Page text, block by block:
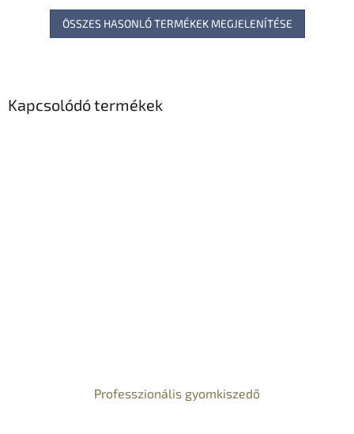
Kapcsolódó termékek
Professzionális gyomkiszedő
ÖSSZES HASONLÓ TERMÉKEK MEGJELENÍTÉSE